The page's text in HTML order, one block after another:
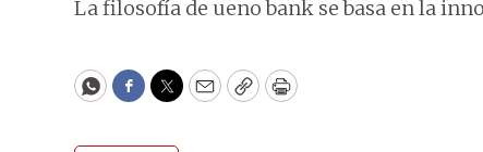
La filosofía de ueno bank se basa en la
WhatsApp
Facebook
Twitter
EmailCopyPrint